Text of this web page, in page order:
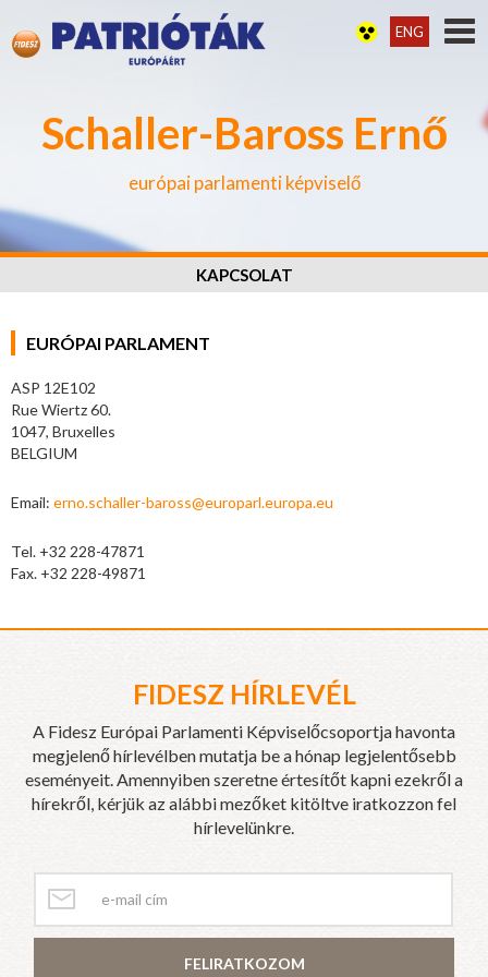
Schaller-Baross Ernő
európai parlamenti képviselő
ENG
KAPCSOLAT
EURÓPAI PARLAMENT
ASP 12E102
Rue Wiertz 60.
1047, Bruxelles
BELGIUM
Email: erno.schaller-baross@europarl.europa.eu
Tel. +32 228-47871
Fax. +32 228-49871
FIDESZ HÍRLEVÉL
A Fidesz Európai Parlamenti Képviselőcsoportja havonta
megjelenő hírlevélben mutatja be a hónap legjelentősebb
eseményeit. Amennyiben szeretne értesítőt kapni ezekről a
hírekről, kérjük az alábbi mezőket kitöltve iratkozzon fel
hírlevelünkre.
FELIRATKOZOM